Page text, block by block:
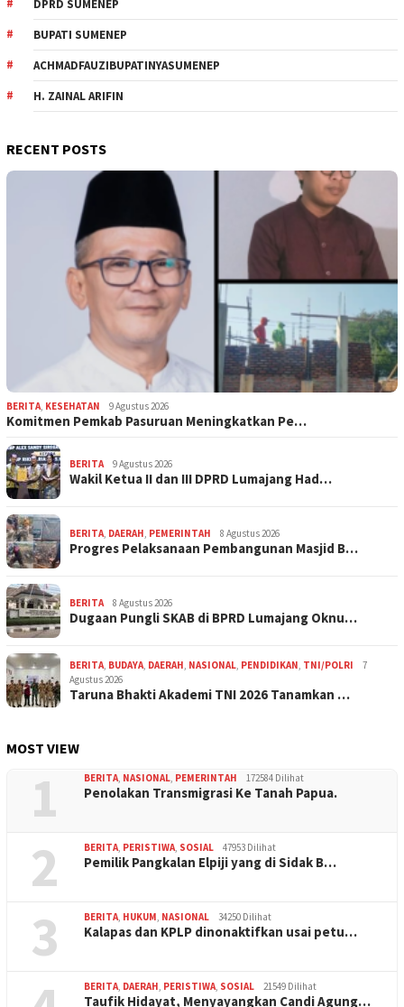
DPRD SUMENEP
BUPATI SUMENEP
ACHMADFAUZIBUPATINYASUMENEP
H. ZAINAL ARIFIN
RECENT POSTS
BERITA KESEHATAN 9 Agustus 2026
Komitmen Pemkab Pasuruan Meningkatkan Pe…
BERITA 9 Agustus 2026
Wakil Ketua II dan III DPRD Lumajang Had…
BERITA DAERAH PEMERINTAH 8 Agustus 2026
Progres Pelaksanaan Pembangunan Masjid B…
BERITA 8 Agustus 2026
Dugaan Pungli SKAB di BPRD Lumajang Oknu…
BERITA BUDAYA DAERAH NASIONAL PENDIDIKAN TNI/POLRI
7
Agustus 2026
Taruna Bhakti Akademi TNI 2026 Tanamkan …
MOST VIEW
1 BERITA NASIONAL PEMERINTAH 172584 Dilihat
Penolakan Transmigrasi Ke Tanah Papua.
2 BERITA PERISTIWA SOSIAL 47953 Dilihat
Pemilik Pangkalan Elpiji yang di Sidak B…
3 BERITA HUKUM NASIONAL 34250 Dilihat
Kalapas dan KPLP dinonaktifkan usai petu…
BERITA DAERAH PERISTIWA SOSIAL 21549 Dilihat
Taufik Hidayat, Menyayangkan Candi Agung…